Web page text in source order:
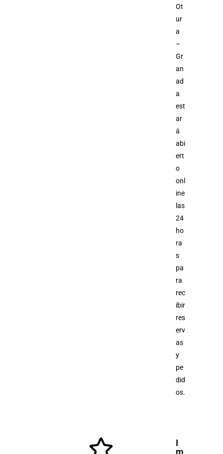
Ot
ur
a
–
Gr
an
ad
a
est
ar
á
abi
ert
o
onl
ine
las
24
ho
ra
s
pa
ra
rec
ibir
res
erv
as
y
pe
did
os.
I